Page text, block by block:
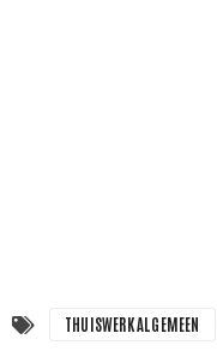
THUISWERK ALGEMEEN